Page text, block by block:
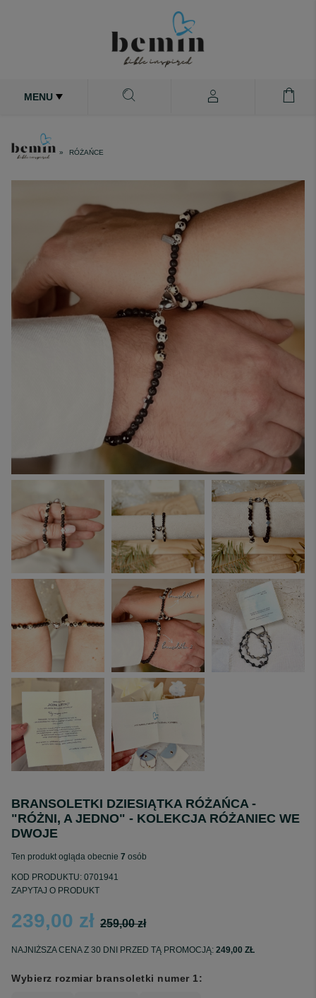
MENU
RÓŻAŃCE
BRANSOLETKI DZIESIĄTKA RÓŻAŃCA -
"RÓŻNI, A JEDNO" - KOLEKCJA RÓŻANIEC WE
DWOJE
Ten produkt ogląda obecnie 7 osób
KOD PRODUKTU: 0701941
ZAPYTAJ O PRODUKT
239,00 zł 259,00 zł
NAJNIŻSZA CENA Z 30 DNI PRZED TĄ PROMOCJĄ: 249,00 ZŁ
Wybierz rozmiar bransoletki numer 1: